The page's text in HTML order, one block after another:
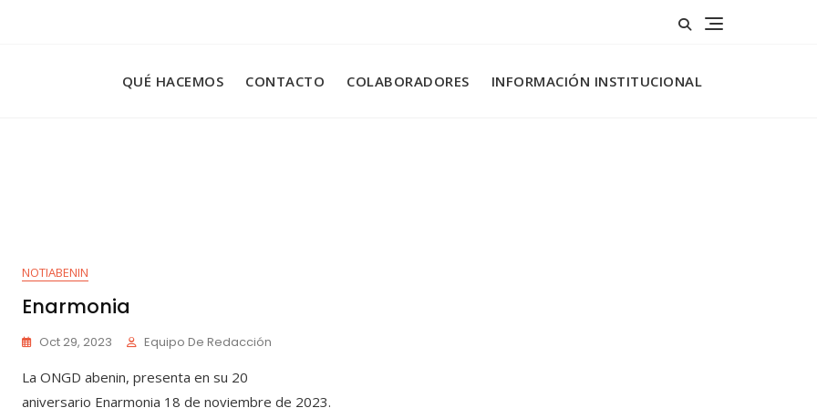
QUÉ HACEMOS
CONTACTO COLABORADORES INFORMACIÓN INSTITUCIONAL
NOTIABENIN
Enarmonia
Oct 29, 2023 Equipo De Redacción
La ONGD abenin, presenta en su 20
aniversario Enarmonia 18 de noviembre de 2023.